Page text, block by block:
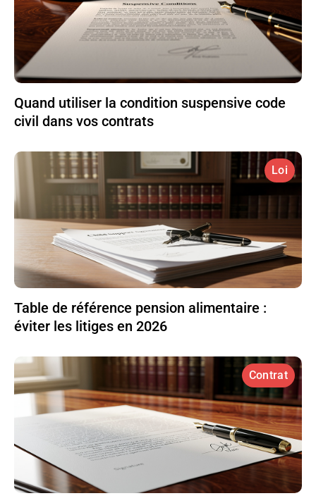
Quand utiliser la condition suspensive code
civil dans vos contrats
Loi
Table de référence pension alimentaire :
éviter les litiges en 2026
Contrat